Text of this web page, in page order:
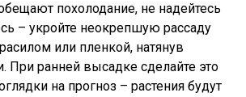
похолодание, не надейтесь
– укройте неокрепшую рассаду
или пленкой, натянув
При ранней высадке сделайте это
на прогноз – растения будут